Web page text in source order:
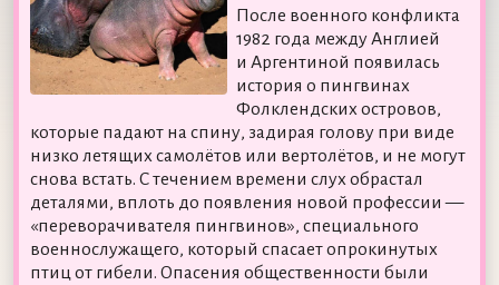
После военного конфликта
1982 года между Англией
и Аргентиной появилась
история о пингвинах
Фолклендских островов,
которые падают на спину, задирая голову при виде
низко летящих самолётов или вертолётов, и не могут
снова встать. С течением времени слух обрастал
деталями, вплоть до появления новой профессии —
«переворачивателя пингвинов», специального
военнослужащего, который спасает опрокинутых
птиц от гибели. Опасения общественности были